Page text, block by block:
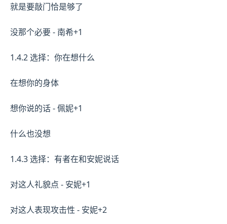
就是要敲门恰是够了
没那个必要 - 南希+1
1.4.2 选择：你在想什么
在想你的身体
想你说的话 - 佩妮+1
什么也没想
1.4.3 选择：有者在和安妮说话
对这人礼貌点 - 安妮+1
对这人表现攻击性 - 安妮+2